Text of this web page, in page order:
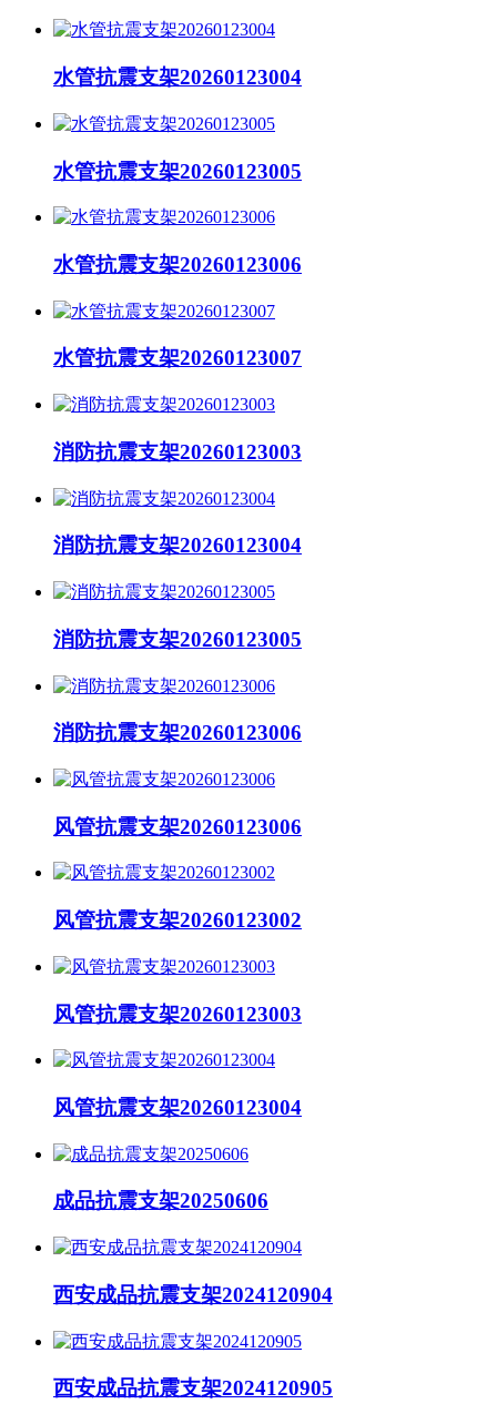
水管抗震支架20260123004
水管抗震支架20260123005
水管抗震支架20260123006
水管抗震支架20260123007
消防抗震支架20260123003
消防抗震支架20260123004
消防抗震支架20260123005
消防抗震支架20260123006
风管抗震支架20260123006
风管抗震支架20260123002
风管抗震支架20260123003
风管抗震支架20260123004
成品抗震支架20250606
西安成品抗震支架2024120904
西安成品抗震支架2024120905